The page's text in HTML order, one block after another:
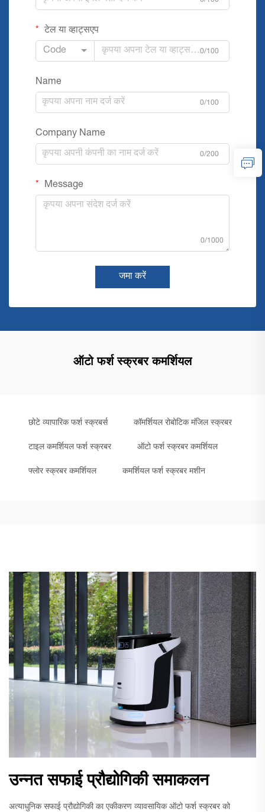
टेल या व्हाट्सएप
Code 0/100
Name
0/100
Company Name
0/200
Message
0/1000
जमा करें
ऑटो फर्श स्क्रबर कमर्शियल
छोटे व्यापारिक फर्श स्क्रबर्स कॉमर्शियल रोबोटिक मंजिल स्क्रबर
टाइल कमर्शियल फर्श स्क्रबर ऑटो फर्श स्क्रबर कमर्शियल
फ्लोर स्क्रबर कमर्शियल कमर्शियल फर्श स्क्रबर मशीन
उन्नत सफाई प्रौद्योगिकी समाकलन
अत्याधुनिक सफाई प्रौद्योगिकी का एकीकरण व्यावसायिक ऑटो फर्श स्क्रबर को